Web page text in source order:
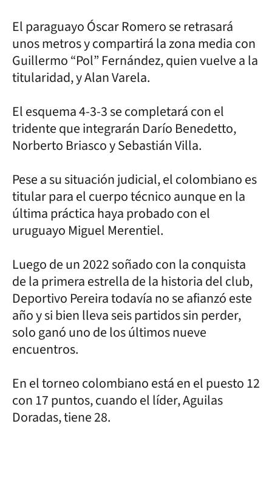
El paraguayo Óscar Romero se retrasará
unos metros y compartirá la zona media con
Guillermo “Pol” Fernández, quien vuelve a la
titularidad, y Alan Varela.
El esquema 4-3-3 se completará con el
tridente que integrarán Darío Benedetto,
Norberto Briasco y Sebastián Villa.
Pese a su situación judicial, el colombiano es
titular para el cuerpo técnico aunque en la
última práctica haya probado con el
uruguayo Miguel Merentiel.
Luego de un 2022 soñado con la conquista
de la primera estrella de la historia del club,
Deportivo Pereira todavía no se afianzó este
año y si bien lleva seis partidos sin perder,
solo ganó uno de los últimos nueve
encuentros.
En el torneo colombiano está en el puesto 12
con 17 puntos, cuando el líder, Aguilas
Doradas, tiene 28.